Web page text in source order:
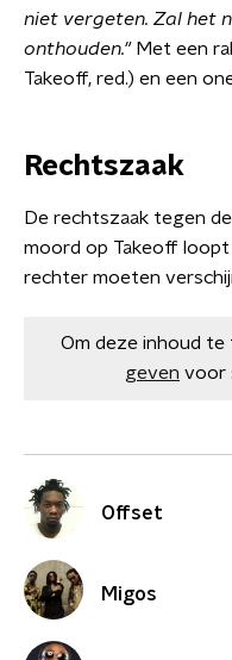
niet vergeten. Zal het
onthouden."Met een
Takeoff, red.) en een
Rechtszaak
De rechtszaak tegen
moord op Takeoff
rechter moeten
Om deze inhoud
geven voor
Offset
Migos